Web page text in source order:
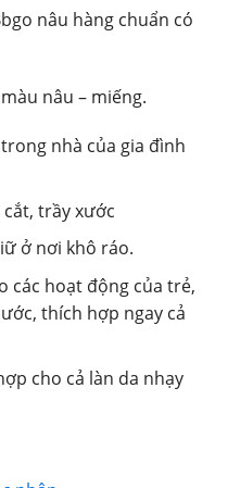
nâu hàng chuẩn có
nâu – miếng.
nhà của gia đình
trầy xước
ở nơi khô ráo.
các hoạt động của trẻ,
thích hợp ngay cả
cho cả làn da nhạy